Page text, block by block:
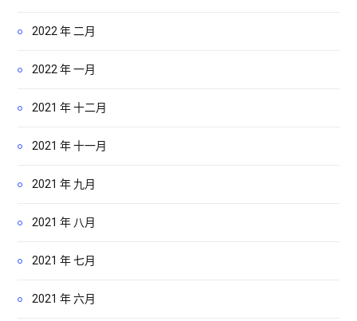
2022 年 二月
2022 年 一月
2021 年 十二月
2021 年 十一月
2021 年 九月
2021 年 八月
2021 年 七月
2021 年 六月